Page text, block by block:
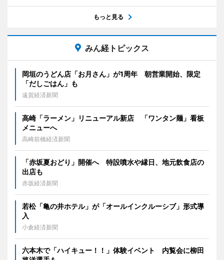
もっと見る
みん経トピックス
岡垣のうどん店「お月さん」が1周年 朝営業開始、限定
「だしごはん」も
遠賀経済新聞
高崎「ラーメン」リニューアル新店 「ワンタン麺」看板
メニューへ
高崎前橋経済新聞
「赤坂夏おどり」開催へ 特設噴水や縁日、地元飲食店の
出店も
赤坂経済新聞
若松「亀の井ホテル」が「オールインクルーシブ」形式導
入
小倉経済新聞
六本木で「ハイキュー！！」体験イベント 内覧会に柳田